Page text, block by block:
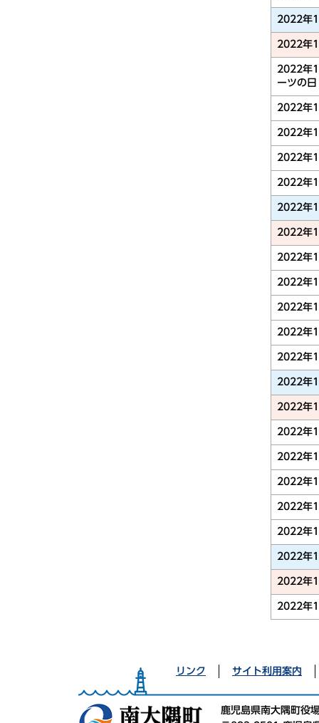
2022年
2022年
2022年
ーツの日
2022年
2022年
2022年
2022年
2022年
2022年
2022年
2022年
2022年
2022年
2022年
2022年
2022年
2022年
2022年
2022年
2022年
2022年
2022年
2022年
2022年
リンク サイト利用案内
鹿児島県南大隅町役